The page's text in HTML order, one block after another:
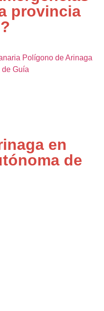
provincia
Polígono de Arinaga
de Guía
en
de